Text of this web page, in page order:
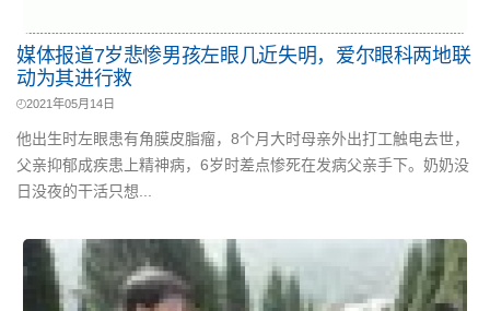
媒体报道7岁悲惨男孩左眼几近失明，爱尔眼科两地联
动为其进行救
2021年05月14日
他出生时左眼患有角膜皮脂瘤，8个月大时母亲外出打工触电去世，
父亲抑郁成疾患上精神病，6岁时差点惨死在发病父亲手下。奶奶没
日没夜的干活只想...